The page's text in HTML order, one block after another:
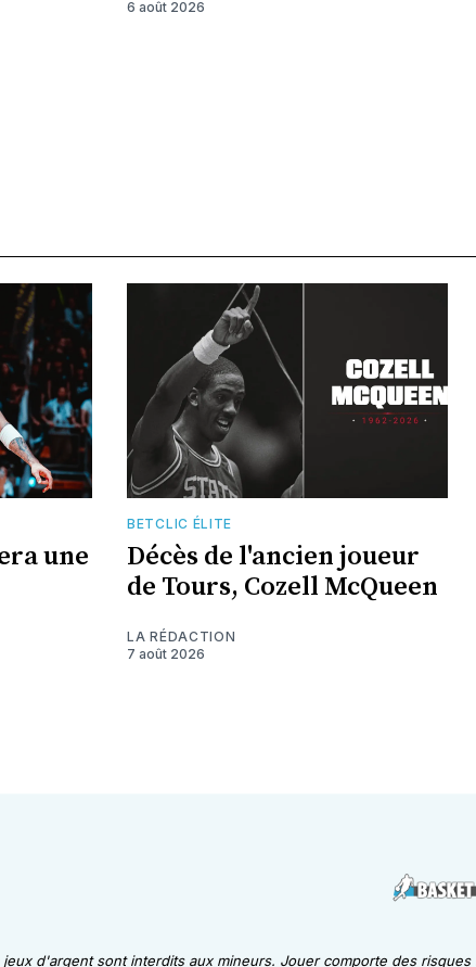
6 août 2026
une
BETCLIC ÉLITE
Décès de l'ancien joueur
de Tours, Cozell McQueen
LA RÉDACTION
7 août 2026
jeux d'argent sont interdits aux mineurs. Jouer comporte des